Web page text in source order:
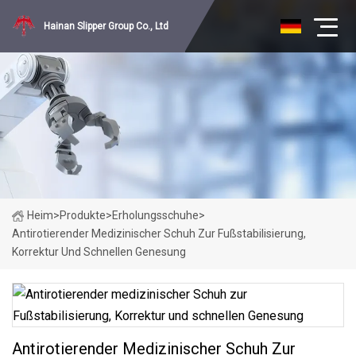
Hainan Slipper Group Co., Ltd
Heim>Produkte>Erholungsschuhe>
Antirotierender Medizinischer Schuh Zur Fußstabilisierung,
Korrektur Und Schnellen Genesung
Antirotierender Medizinischer Schuh Zur